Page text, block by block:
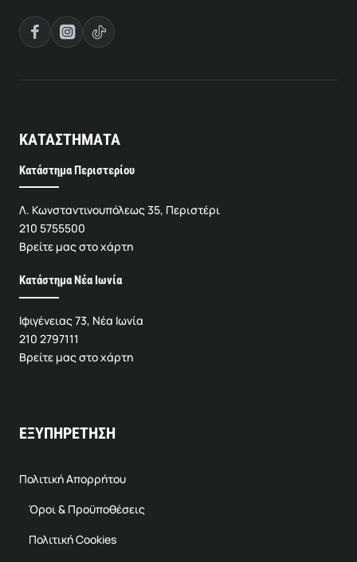
ΚΑΤΑΣΤΗΜΑΤΑ
Κατάστημα Περιστερίου
Λ. Κωνσταντινουπόλεως 35, Περιστέρι
210 5755500
Βρείτε μας στο χάρτη
Κατάστημα Νέα Ιωνία
Ιφιγένειας 73, Νέα Ιωνία
210 2797111
Βρείτε μας στο χάρτη
ΕΞΥΠΗΡΕΤΗΣΗ
Πολιτική Απορρήτου
Όροι & Προϋποθέσεις
Πολιτική Cookies